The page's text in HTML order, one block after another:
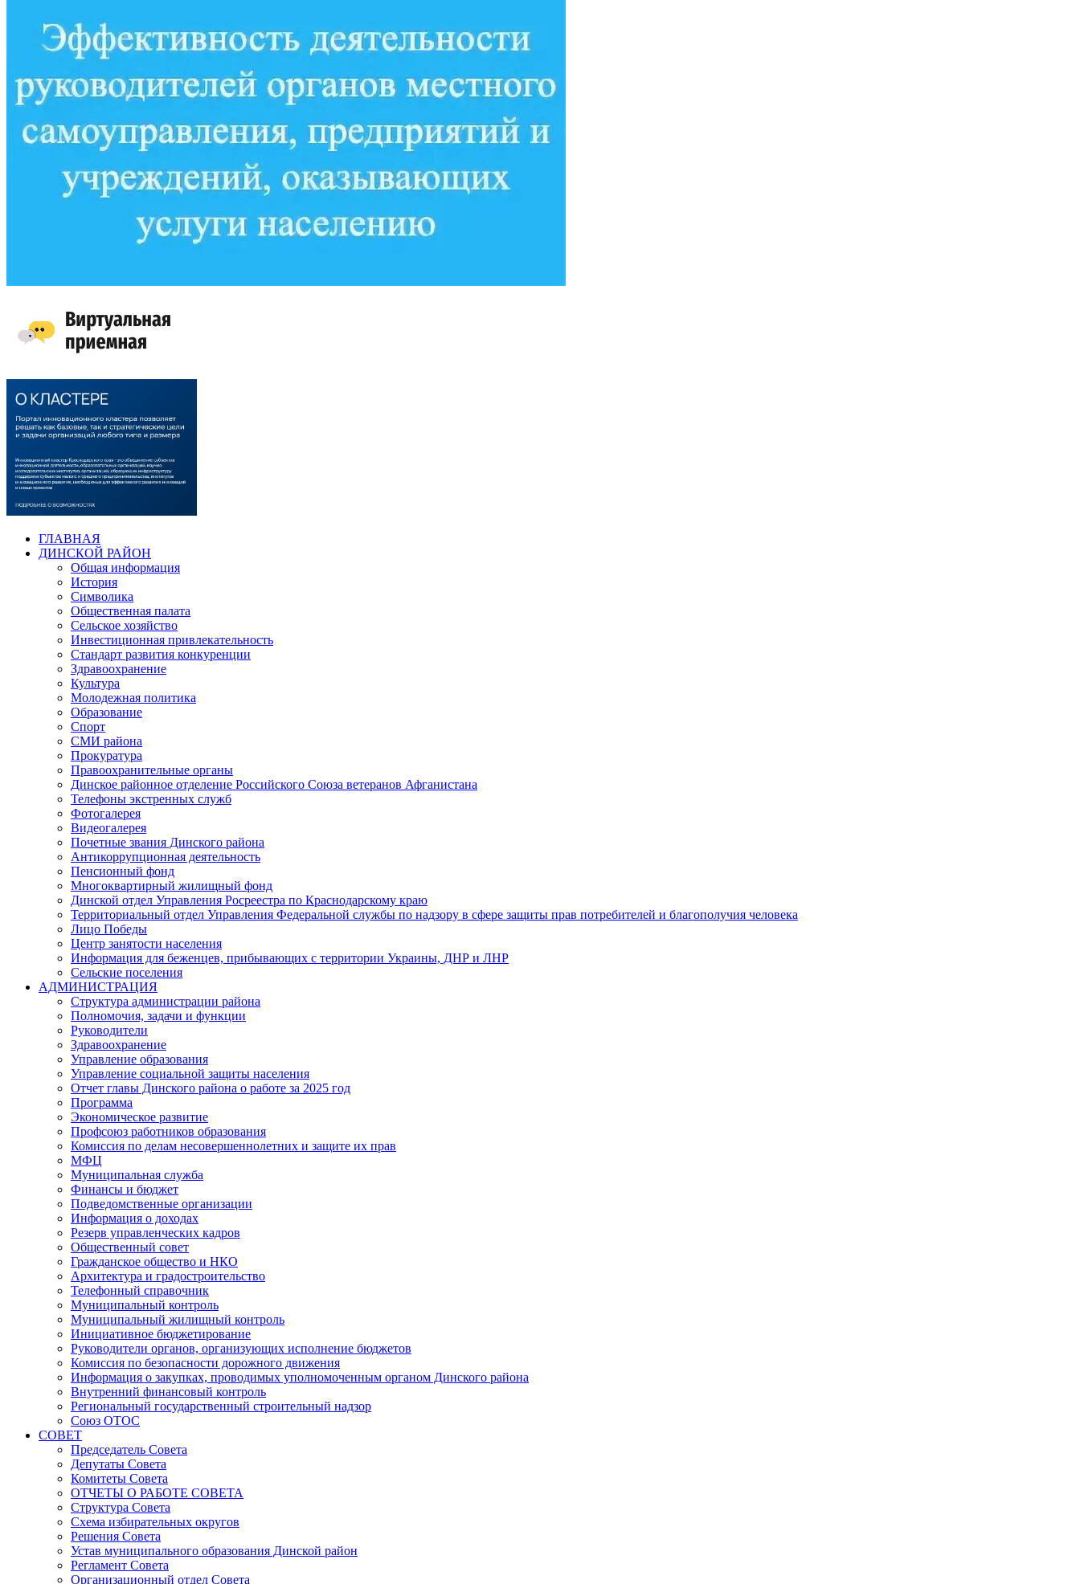
ГЛАВНАЯ
ДИНСКОЙ РАЙОН
Общая информация
История
Символика
Общественная палата
Сельское хозяйство
Инвестиционная привлекательность
Стандарт развития конкуренции
Здравоохранение
Культура
Молодежная политика
Образование
Спорт
СМИ района
Прокуратура
Правоохранительные органы
Динское районное отделение Российского Союза ветеранов Афганистана
Телефоны экстренных служб
Фотогалерея
Видеогалерея
Почетные звания Динского района
Антикоррупционная деятельность
Пенсионный фонд
Многоквартирный жилищный фонд
Динской отдел Управления Росреестра по Краснодарскому краю
Территориальный отдел Управления Федеральной службы по надзору в сфере защиты прав потребителей и благополучия человека
Лицо Победы
Центр занятости населения
Информация для беженцев, прибывающих с территории Украины, ДНР и ЛНР
Сельские поселения
АДМИНИСТРАЦИЯ
Структура администрации района
Полномочия, задачи и функции
Руководители
Здравоохранение
Управление образования
Управление социальной защиты населения
Отчет главы Динского района о работе за 2025 год
Программа
Экономическое развитие
Профсоюз работников образования
Комиссия по делам несовершеннолетних и защите их прав
МФЦ
Муниципальная служба
Финансы и бюджет
Подведомственные организации
Информация о доходах
Резерв управленческих кадров
Общественный совет
Гражданское общество и НКО
Архитектура и градостроительство
Телефонный справочник
Муниципальный контроль
Муниципальный жилищный контроль
Инициативное бюджетирование
Руководители органов, организующих исполнение бюджетов
Комиссия по безопасности дорожного движения
Информация о закупках, проводимых уполномоченным органом Динского района
Внутренний финансовый контроль
Региональный государственный строительный надзор
Союз ОТОС
СОВЕТ
Председатель Совета
Депутаты Совета
Комитеты Совета
ОТЧЕТЫ О РАБОТЕ СОВЕТА
Структура Совета
Схема избирательных округов
Решения Совета
Устав муниципального образования Динской район
Регламент Совета
Организационный отдел Совета